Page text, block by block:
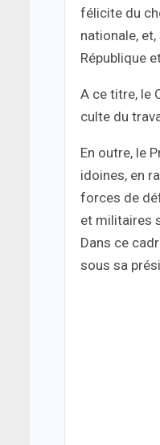
félicite du
nationale,
République
A ce titre, le
culte du
En outre, le
idoines, en
forces de
et militaires
Dans ce
sous sa